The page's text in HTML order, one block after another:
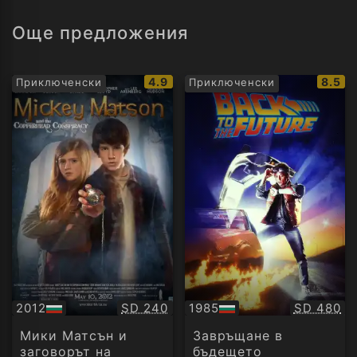
Още предложения
Приключенски
IMDb
рейтинг:
4.9
2012
БГ
аудио
Качество:
SD 240
Мики Матсън и
заговорът на
Приключенски
IMDb
8.5
1985
БГ
аудио
SD 480
Завръщане в
бъдещето